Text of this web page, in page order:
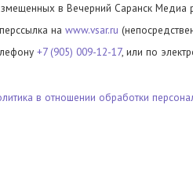
в Вечерний Саранск Медиа
на www.vsar.ru
+7 (905) 009-12-17, или по
в отношении обработки